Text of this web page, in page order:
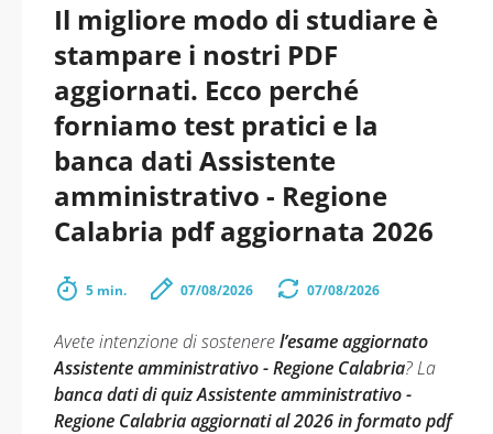
Il migliore modo di studiare è
stampare i nostri PDF
aggiornati. Ecco perché
forniamo test pratici e la
banca dati Assistente
amministrativo - Regione
Calabria pdf aggiornata 2026
5 min. 07/08/2026 07/08/2026
Avete intenzione di sostenerel’esame aggiornato
Assistente amministrativo - Regione Calabria? La
banca dati di quiz Assistente amministrativo -
Regione Calabria aggiornati al 2026 in formato pdf